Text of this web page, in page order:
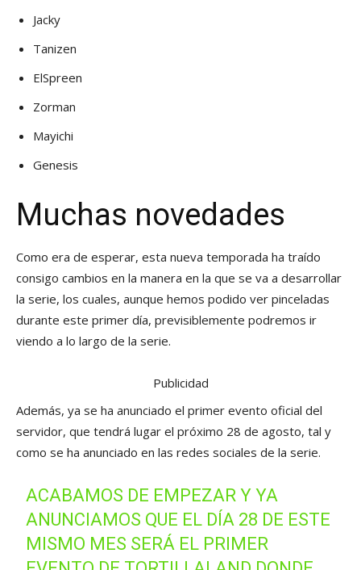
Jacky
Tanizen
ElSpreen
Zorman
Mayichi
Genesis
Muchas novedades
Como era de esperar, esta nueva temporada ha traído
consigo cambios en la manera en la que se va a desarrollar
la serie, los cuales, aunque hemos podido ver pinceladas
durante este primer día, previsiblemente podremos ir
viendo a lo largo de la serie.
Publicidad
Además, ya se ha anunciado el primer evento oficial del
servidor, que tendrá lugar el próximo 28 de agosto, tal y
como se ha anunciado en las redes sociales de la serie.
ACABAMOS DE EMPEZAR Y YA
ANUNCIAMOS QUE EL DÍA 28 DE ESTE
MISMO MES SERÁ EL PRIMER